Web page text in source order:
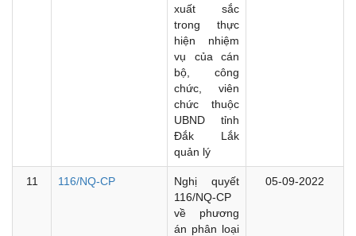
xuất sắc
trong thực
hiện nhiệm
vụ của cán
bộ, công
chức, viên
chức thuộc
UBND tỉnh
Đắk Lắk
quản lý
11 116/NQ-CP
Nghị quyết
116/NQ-CP
về phương
án phân loại
05-09-2022